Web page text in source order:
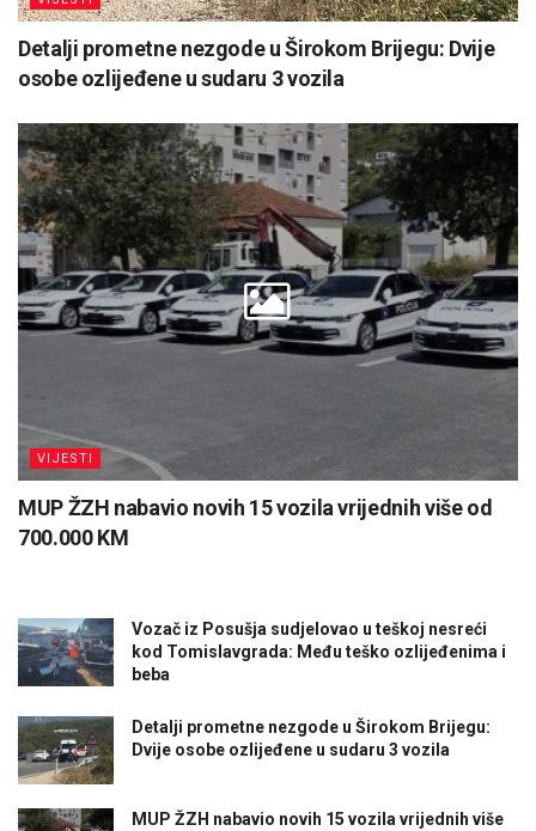
Detalji prometne nezgode u Širokom Brijegu: Dvije
osobe ozlijeđene u sudaru 3 vozila
VIJESTI
MUP ŽZH nabavio novih 15 vozila vrijednih više od
700.000 KM
Vozač iz Posušja sudjelovao u teškoj nesreći
kod Tomislavgrada: Među teško ozlijeđenima i
beba
Detalji prometne nezgode u Širokom Brijegu:
Dvije osobe ozlijeđene u sudaru 3 vozila
MUP ŽZH nabavio novih 15 vozila vrijednih više